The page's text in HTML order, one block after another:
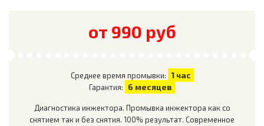
от 990 руб
Среднее время промывки: 1 час
Гарантия: 6 месяцев
Диагностика инжектора. Промывка инжектора как со
снятием так и без снятия. 100% результат. Современное